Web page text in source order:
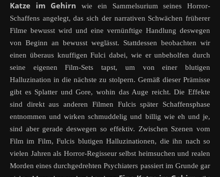
Katze im Gehirn wie ein Sammelsurium seines Horror-
Schaffens angelegt, das sich der narrativen Schwächen früherer
Filme bewusst wird und eine vernünftige Handlung deswegen
von Beginn an bewusst weglässt. Stattdessen beobachten wir
einen überaus knuffigen Fulci dabei, wie er unbeholfen durch
seine eigenen Film-Sets tapst, um von einer blutigen
Halluzination in die nächste zu stolpern. Gemäß dieser Prämisse
gibt es Splatter und Gore, wohin das Auge reicht. Die Effekte
sind direkt aus anderen Filmen Fulcis später Schaffensphase
entnommen und wirken schmuddelig und billig wie eh und je,
sind aber gerade deswegen so effektiv. Zwischen Szenen vom
Film im Film, Fulcis blutigen Halluzinationen, die ihn nach so
vielen Jahren als Horror-Regisseur selbst heimsuchen und realen
Morden eines durchgedrehten Psychiaters passiert im Grunde gar